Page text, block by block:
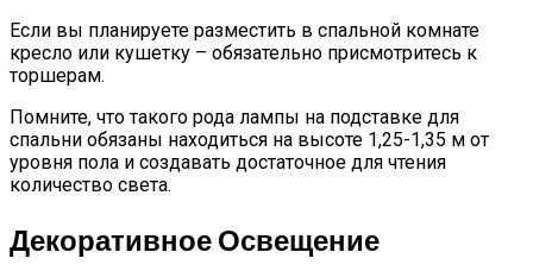
Если вы планируете разместить в спальной комнате
кресло или кушетку – обязательно присмотритесь к
торшерам.
Помните, что такого рода лампы на подставке для
спальни обязаны находиться на высоте 1,25-1,35 м от
уровня пола и создавать достаточное для чтения
количество света.
Декоративное Освещение